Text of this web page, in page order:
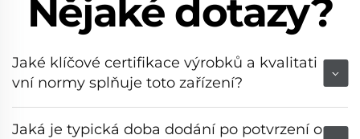
Nějaké dotazy?
Jaké klíčové certifikace výrobků a kvalitati
vní normy splňuje toto zařízení?
Jaká je typická doba dodání po potvrzení o